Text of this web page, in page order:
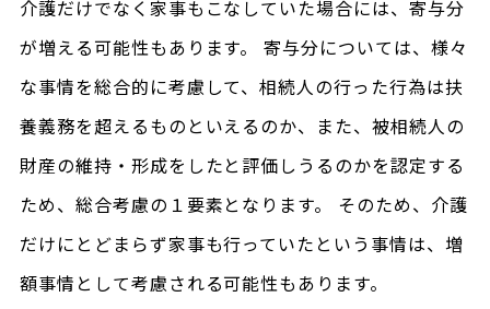
介護だけでなく家事もこなしていた場合には、寄与分
が増える可能性もあります。 寄与分については、様々
な事情を総合的に考慮して、相続人の行った行為は扶
養義務を超えるものといえるのか、また、被相続人の
財産の維持・形成をしたと評価しうるのかを認定する
ため、総合考慮の１要素となります。 そのため、介護
だけにとどまらず家事も行っていたという事情は、増
額事情として考慮される可能性もあります。